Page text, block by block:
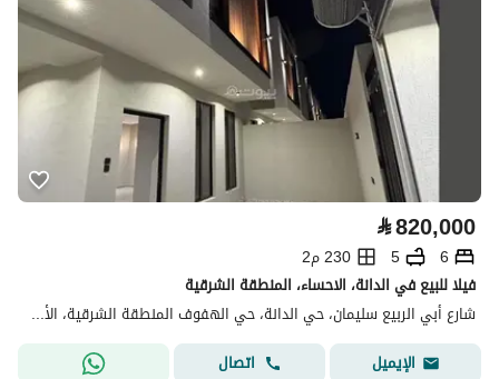
⃁820,000
6
5
230 م2
فيلا للبيع في الدانة، الاحساء، المنطقة الشرقية
شارع أبي الربيع سليمان، حي الدانة، حي الهفوف المنطقة الشرقية، الأحساء
الإيميل
اتصال